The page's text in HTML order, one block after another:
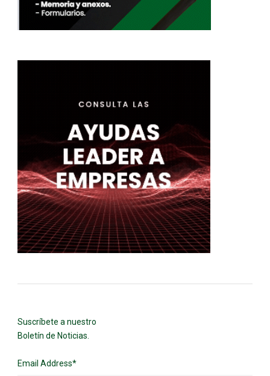
Suscríbete a nuestro
Boletín de Noticias.
Email Address*